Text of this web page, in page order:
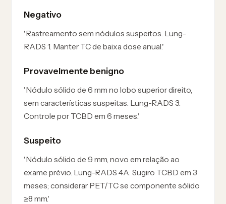
Negativo
'Rastreamento sem nódulos suspeitos. Lung-
RADS 1. Manter TC de baixa dose anual.'
Provavelmente benigno
'Nódulo sólido de 6 mm no lobo superior direito,
sem características suspeitas. Lung-RADS 3.
Controle por TCBD em 6 meses.'
Suspeito
'Nódulo sólido de 9 mm, novo em relação ao
exame prévio. Lung-RADS 4A. Sugiro TCBD em 3
meses; considerar PET/TC se componente sólido
≥8 mm.'